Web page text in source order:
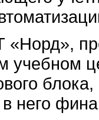
«Норд»,
учебном
него